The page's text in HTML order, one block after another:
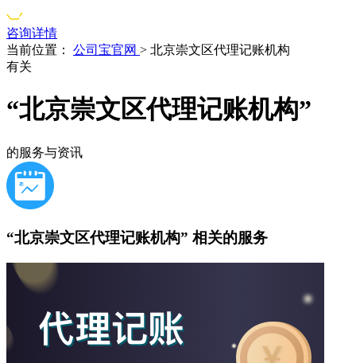
咨询详情
当前位置：
公司宝官网 > 北京崇文区代理记账机构
有关
“北京崇文区代理记账机构”
的服务与资讯
“北京崇文区代理记账机构” 相关的服务